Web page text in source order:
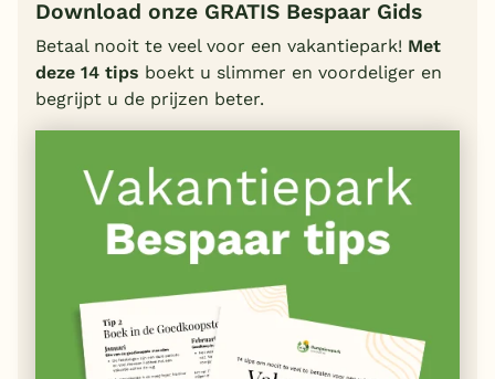
Download onze GRATIS Bespaar Gids
Betaal nooit te veel voor een vakantiepark! Met
deze 14 tips boekt u slimmer en voordeliger en
begrijpt u de prijzen beter.